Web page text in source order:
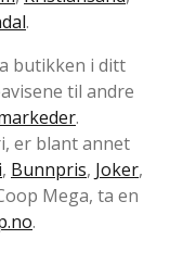
.
butikken i ditt
til andre
.
er blant annet
, Bunnpris, Joker,
Mega, ta en
.